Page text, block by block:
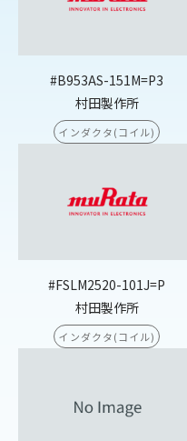
#B953AS-151M=P3
村田製作所
インダクタ(コイル)
#FSLM2520-101J=P
村田製作所
インダクタ(コイル)